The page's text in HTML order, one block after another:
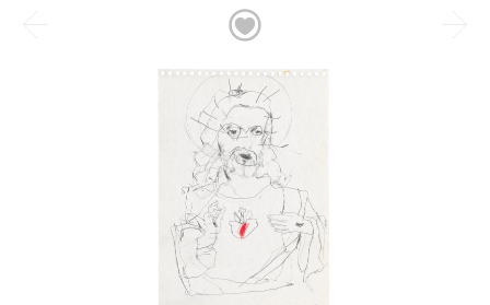
ANIMALES DE ASFALTO, 2011